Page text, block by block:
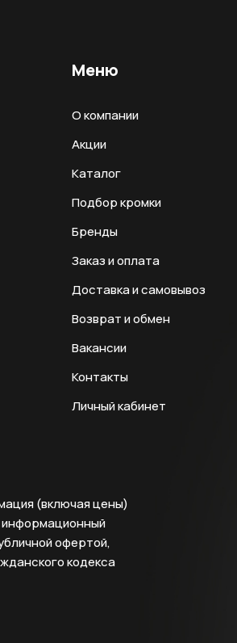
Меню
О компании
Акции
Каталог
Подбор кромки
Бренды
Заказ и оплата
Доставка и самовывоз
Возврат и обмен
Вакансии
Контакты
Личный кабинет
(включая цены)
информационный
офертой,
кодекса